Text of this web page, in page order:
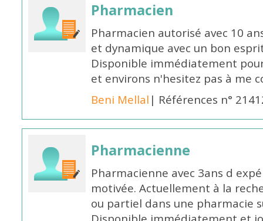
Pharmacien
Pharmacien autorisé avec 10
et dynamique avec un bon
Disponible immédiatement
et environs n'hesitez pas à me
Beni Mellal | Références n°
Pharmacienne
Pharmacienne avec 3ans d
motivée. Actuellement à la
ou partiel dans une pharmacie